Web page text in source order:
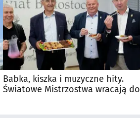
Babka, kiszka i muzyczne hity.
Światowe Mistrzostwa wracają do